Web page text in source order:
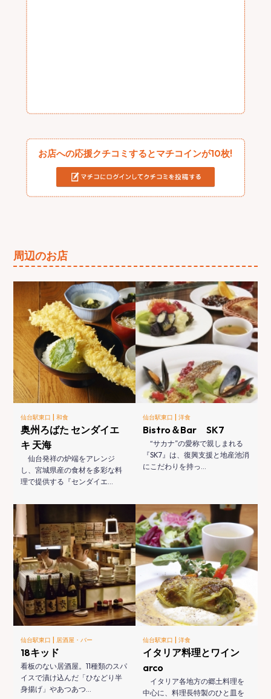
お店への応援クチコミするとマチコインが10枚!
周辺のお店
仙台駅東口 |和食
奥州ろばた センダイエ
キ 天海
仙台発祥の炉端をアレンジ
し、宮城県産の食材を多彩な料
理で提供する『センダイエ…
仙台駅東口 | 洋食
Bistro＆Bar SK7
“サカナ”の愛称で親しまれる
『SK7』は、復興支援と地産池消
にこだわりを持っ…
仙台駅東口 | 居酒屋・バー
18キッド
看板のない居酒屋。11種類のスパ
イスで漬け込んだ「ひなどり半
身揚げ」やあつあつ…
仙台駅東口 | 洋食
イタリア料理とワイン
arco
イタリア各地方の郷土料理を
中心に、料理長特製のひと皿を